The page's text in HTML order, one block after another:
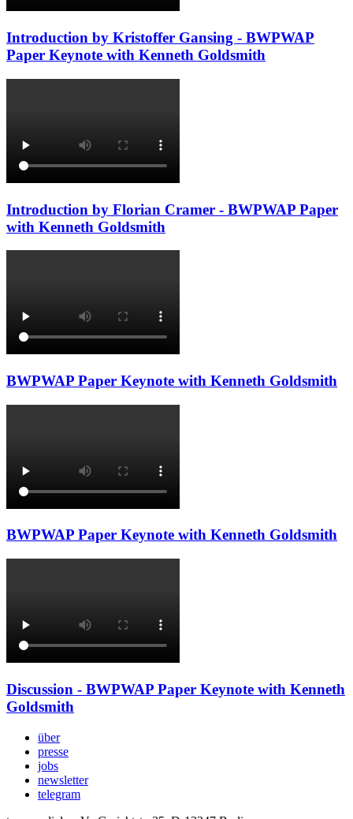
Introduction by Kristoffer Gansing - BWPWAP
Paper Keynote with Kenneth Goldsmith
Introduction by Florian Cramer - BWPWAP Paper
with Kenneth Goldsmith
BWPWAP Paper Keynote with Kenneth Goldsmith
BWPWAP Paper Keynote with Kenneth Goldsmith
Discussion - BWPWAP Paper Keynote with Kenneth
Goldsmith
über
presse
jobs
newsletter
telegram